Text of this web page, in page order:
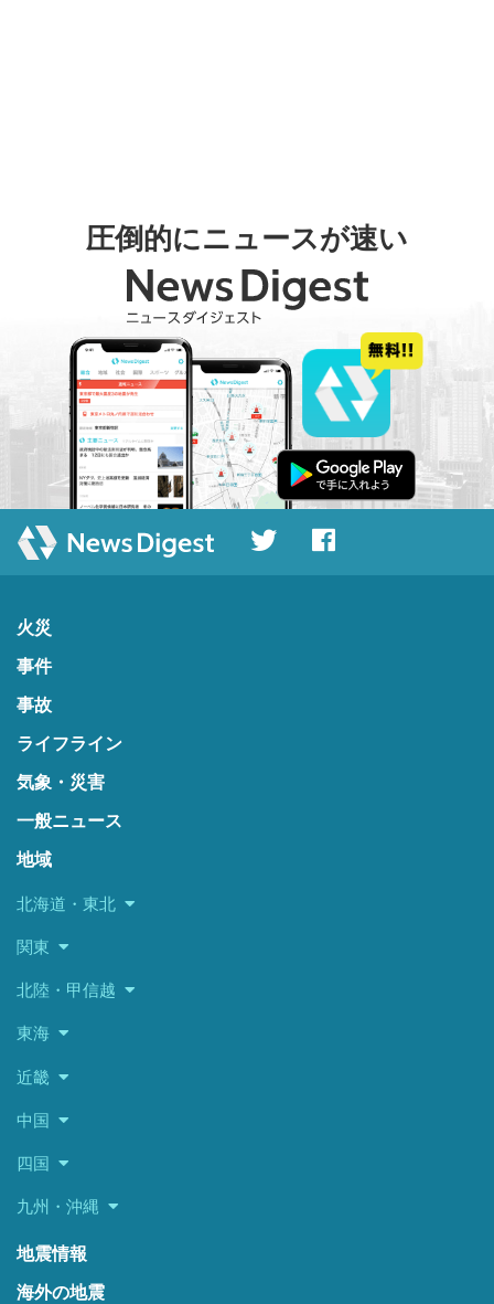
圧倒的にニュースが速い
火災
事件
事故
ライフライン
気象・災害
一般ニュース
地域
北海道・東北
関東
北陸・甲信越
東海
近畿
中国
四国
九州・沖縄
地震情報
海外の地震